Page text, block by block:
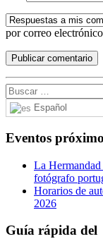
por correo
Español
Eventos
La
fotógrafo
Horarios de
2026
Guía rápida del